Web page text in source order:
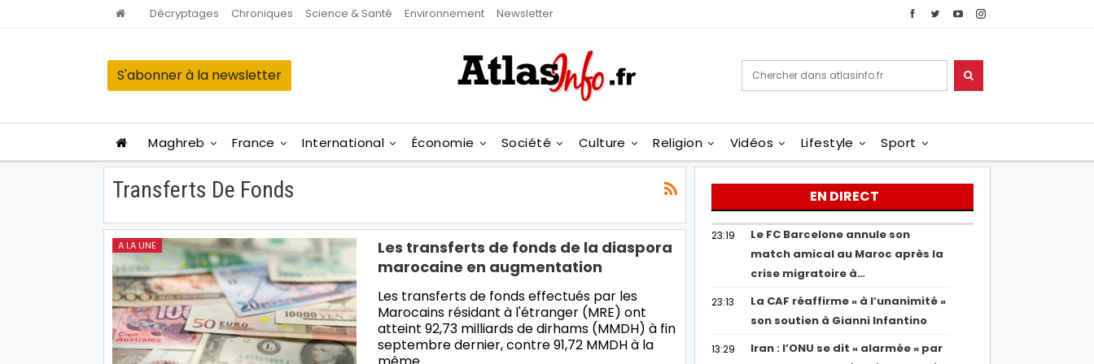
Décryptages Chroniques Science & Santé Environnement Newsletter
S'abonner à la newsletter
Maghreb France International Économie Société Culture Religion Vidéos Lifestyle Sport
Transferts De Fonds
A LA UNE
Les transferts de fonds de la diaspora
marocaine en augmentation
Les transferts de fonds effectués par les
Marocains résidant à l'étranger (MRE) ont
atteint 92,73 milliards de dirhams (MMDH) à fin
septembre dernier, contre 91,72 MMDH à la
EN DIRECT
23:19
Le FC Barcelone annule son
match amical au Maroc après la
crise migratoire à…
23:13
La CAF réaffirme « à l’unanimité »
son soutien à Gianni Infantino
13:29
Iran : l’ONU se dit « alarmée » par